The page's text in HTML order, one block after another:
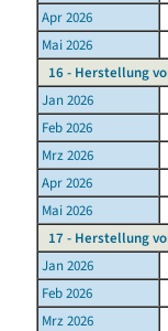
Apr 2026
Mai 2026
16 - Herstellung
Jan 2026
Feb 2026
Mrz 2026
Apr 2026
Mai 2026
17 - Herstellung
Jan 2026
Feb 2026
Mrz 2026